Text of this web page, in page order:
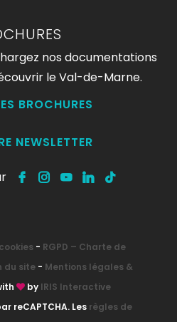
nos documentations
le Val-de-Marne.
BROCHURES
NEWSLETTER
- RGPD – Charte de
du site- Mentions légales &
by IRIS Interactive
reCAPTCHA. Les règles de